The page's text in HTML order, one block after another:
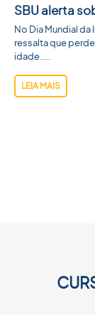
SBU alerta
No Dia Mundial
ressalta que
idade....
LEIA MAIS